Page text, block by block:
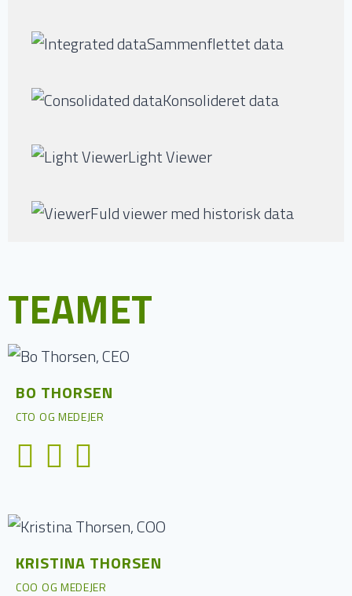
Sammenflettet data
Konsolideret data
Light Viewer
Fuld viewer med historisk data
TEAMET
BO THORSEN
CTO OG MEDEJER
KRISTINA THORSEN
COO OG MEDEJER